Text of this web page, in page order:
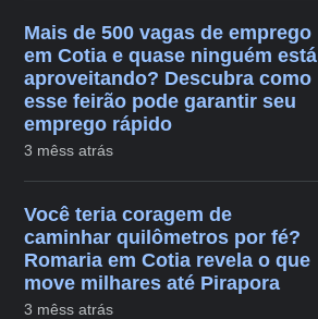
Mais de 500 vagas de emprego
em Cotia e quase ninguém está
aproveitando? Descubra como
esse feirão pode garantir seu
emprego rápido
3 mêss atrás
Você teria coragem de
caminhar quilômetros por fé?
Romaria em Cotia revela o que
move milhares até Pirapora
3 mêss atrás